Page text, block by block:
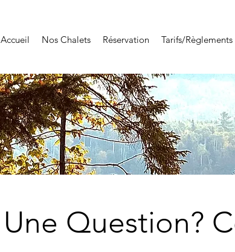
Accueil Nos Chalets Réservation Tarifs/Règlements
Une Question?